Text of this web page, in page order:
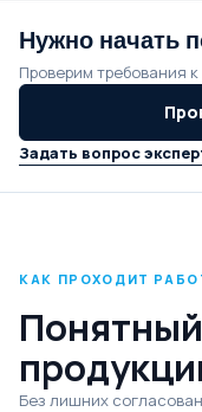
Нужно начать
Проверим требования
Задать вопрос
КАК ПРОХОДИТ
Без лишних